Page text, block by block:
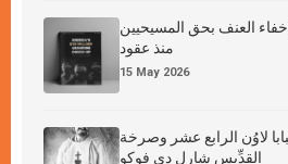
العنف بحق المسيحيين
منذ عقود
15 May 2026
لاوُن الرابع عشر وصرخة
القدِّيس شارل دي فوكو